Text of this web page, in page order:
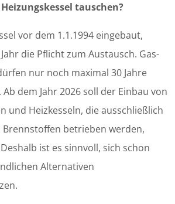
tauschen?
vor dem 1.1.1994 eingebaut,
die Pflicht zum Austausch. Gas-
nur noch maximal 30 Jahre
dem Jahr 2026 soll der Einbau von
und Heizkesseln, die ausschließlich
betrieben werden,
ist es sinnvoll, sich schon
Alternativen